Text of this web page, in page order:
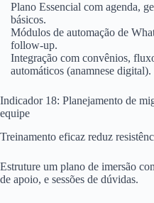
Plano Essencial com agenda,
básicos.
Módulos de automação de
follow-up.
Integração com convênios,
automáticos (anamnese digital).
Indicador 18: Planejamento de
equipe
Treinamento eficaz reduz
Estruture um plano de imersão
de apoio, e sessões de dúvidas.